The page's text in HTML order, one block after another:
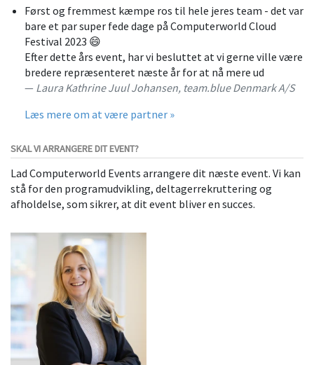
Først og fremmest kæmpe ros til hele jeres team - det var
bare et par super fede dage på Computerworld Cloud
Festival 2023 😄
Efter dette års event, har vi besluttet at vi gerne ville være
bredere repræsenteret næste år for at nå mere ud
Laura Kathrine Juul Johansen, team.blue Denmark A/S
Læs mere om at være partner »
SKAL VI ARRANGERE DIT EVENT?
Lad Computerworld Events arrangere dit næste event. Vi kan
stå for den programudvikling, deltagerrekruttering og
afholdelse, som sikrer, at dit event bliver en succes.